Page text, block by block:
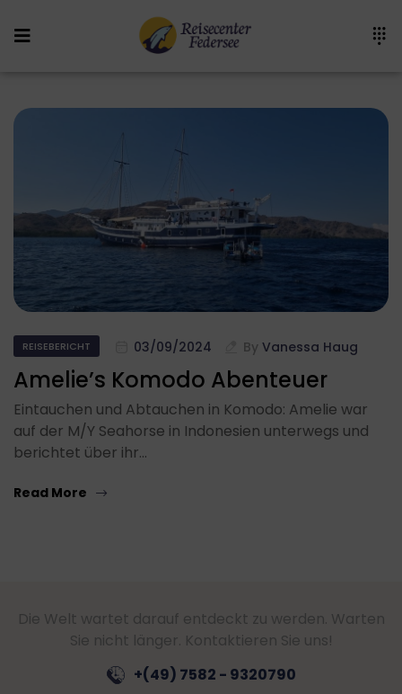
REISEBERICHT 03/09/2024 By Vanessa Haug
Amelie’s Komodo Abenteuer
Eintauchen und Abtauchen in Komodo: Amelie war
auf der M/Y Seahorse in Indonesien unterwegs und
berichtet über ihr…
Read More
Die Welt wartet darauf entdeckt zu werden. Warten
Sie nicht länger. Kontaktieren Sie uns!
+(49) 7582 - 9320790